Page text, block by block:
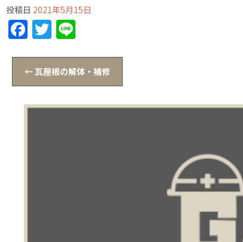
投稿日 2021年5月15日
Facebook
Twitter
← 瓦屋根の解体・補修